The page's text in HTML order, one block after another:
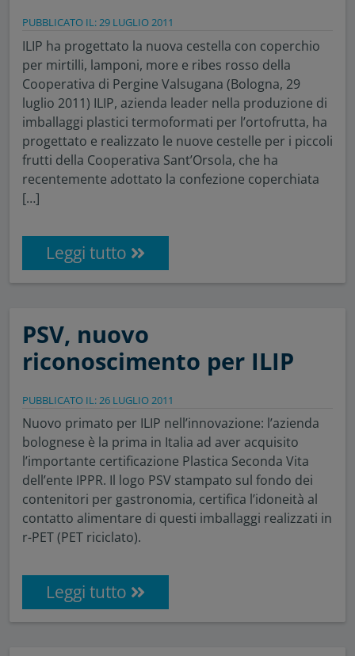
PUBBLICATO IL: 29 LUGLIO 2011
ILIP ha progettato la nuova cestella con coperchio
per mirtilli, lamponi, more e ribes rosso della
Cooperativa di Pergine Valsugana (Bologna, 29
luglio 2011) ILIP, azienda leader nella produzione di
imballaggi plastici termoformati per l’ortofrutta, ha
progettato e realizzato le nuove cestelle per i piccoli
frutti della Cooperativa Sant’Orsola, che ha
recentemente adottato la confezione coperchiata
[…]
Leggi tutto
PSV, nuovo
riconoscimento per ILIP
PUBBLICATO IL: 26 LUGLIO 2011
Nuovo primato per ILIP nell’innovazione: l’azienda
bolognese è la prima in Italia ad aver acquisito
l’importante certificazione Plastica Seconda Vita
dell’ente IPPR. Il logo PSV stampato sul fondo dei
contenitori per gastronomia, certifica l’idoneità al
contatto alimentare di questi imballaggi realizzati in
r-PET (PET riciclato).
Leggi tutto